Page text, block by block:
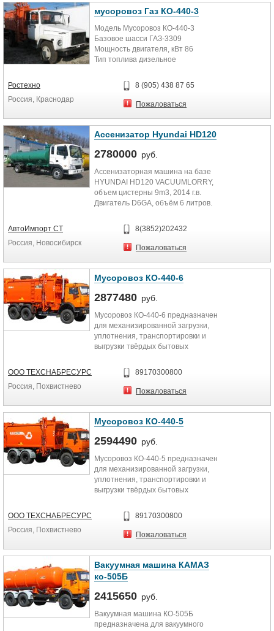
мусоровоз Газ КО-440-3
Модель Мусоровоз КО-440-3
Базовое шасси ГАЗ-3309
Мощность двигателя, кВт 86
Тип топлива дизельное
Вместимость кузова, м3 8
Масса загружаемых отходов
(портала), кг 500
Угол подъема кузова, град —
Габаритные размеры, (длина,
ширина, высота), мм
6600x2500x3200
Ростехно
Россия, Краснодар
8 (905) 438 87 65
Пожаловаться
Ассенизатор Hyundai HD120
2780000 руб.
Ассенизаторная машина на базе
HYUNDAI HD120 VACUUMLORRY,
объем цистерны 9m3, 2014 г.в.
Двигатель D6GA, объём 6 литров.
Цена 77 500 долларов.
АвтоИмпорт СТ
Россия, Новосибирск
8(3852)202432
Пожаловаться
Мусоровоз КО-440-6
2877480 руб.
Мусоровоз КО-440-6 предназначен
для механизированной загрузки,
уплотнения, транспортировки и
выгрузки твёрдых бытовых
В состав специального
оборудования входят: кузов с
задней крышкой, толкающая
системы.
производится из контейнера
Уплотнение отходов в кузове
производится толкающей плитой.
Выгрузка осуществляется
опрокидыванием кузова и
ООО ТЕХСНАБРЕСУРС
Россия, Похвистнево
89170300800
Пожаловаться
Мусоровоз КО-440-5
2594490 руб.
Мусоровоз КО-440-5 предназначен
для механизированной загрузки,
уплотнения, транспортировки и
выгрузки твёрдых бытовых
В состав специального
оборудования входят: кузов с
задней крышкой, толкающая
системы.
Загрузка отходов в кузов
производится из контейнера
боковым манипулятором.
производится толкающей плитой.
Выгрузка осуществляется
ООО ТЕХСНАБРЕСУРС
Россия, Похвистнево
89170300800
Пожаловаться
Вакуумная машина КАМАЗ
ко-505Б
2415650 руб.
Вакуумная машина КО-505Б
предназначена для вакуумного